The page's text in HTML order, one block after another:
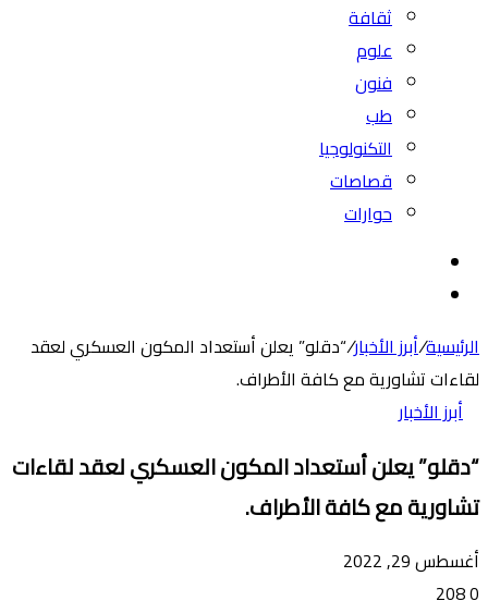
ثقافة
علوم
فنون
طب
التكنولوجيا
قصاصات
حوارات
المظلم
الرئيسية/أبرز الأخبار/“دقلو” يعلن أستعداد المكون العسكري لعقد
لقاءات تشاورية مع كافة الأطراف.
أبرز الأخبار
“دقلو” يعلن أستعداد المكون العسكري لعقد لقاءات
تشاورية مع كافة الأطراف.
أغسطس 29, 2022
0